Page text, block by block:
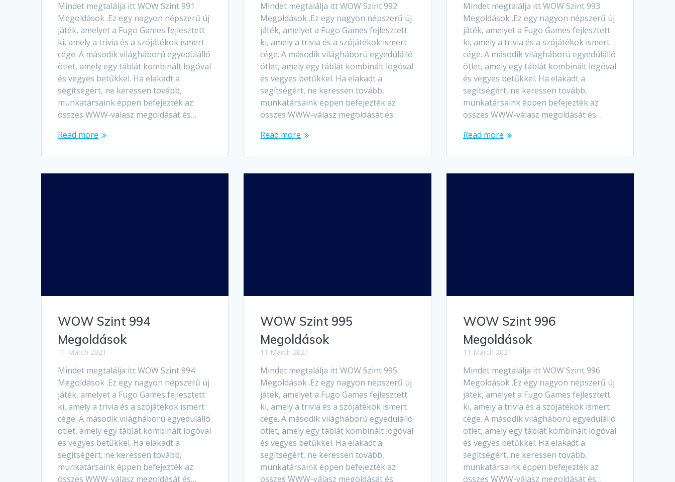
Mindet megtalálja itt WOW Szint 991
Megoldások .Ez egy nagyon népszerű új
játék, amelyet a Fugo Games fejlesztett
ki, amely a trivia és a szójátékok ismert
cége. A második világháború egyedülálló
ötlet, amely egy táblát kombinált logóval
és vegyes betűkkel. Ha elakadt a
segítségért, ne keressen tovább,
munkatársaink éppen befejezték az
összes WWW-válasz megoldását és…
Read more
Mindet megtalálja itt WOW Szint 992
Megoldások .Ez egy nagyon népszerű új
játék, amelyet a Fugo Games fejlesztett
ki, amely a trivia és a szójátékok ismert
cége. A második világháború egyedülálló
ötlet, amely egy táblát kombinált logóval
és vegyes betűkkel. Ha elakadt a
segítségért, ne keressen tovább,
munkatársaink éppen befejezték az
összes WWW-válasz megoldását és…
Read more
Mindet megtalálja itt WOW Szint 993
Megoldások .Ez egy nagyon népszerű új
játék, amelyet a Fugo Games fejlesztett
ki, amely a trivia és a szójátékok ismert
cége. A második világháború egyedülálló
ötlet, amely egy táblát kombinált logóval
és vegyes betűkkel. Ha elakadt a
segítségért, ne keressen tovább,
munkatársaink éppen befejezték az
összes WWW-válasz megoldását és…
Read more
WOW Szint 994
Megoldások
11 March 2021
Mindet megtalálja itt WOW Szint 994
Megoldások .Ez egy nagyon népszerű új
játék, amelyet a Fugo Games fejlesztett
ki, amely a trivia és a szójátékok ismert
cége. A második világháború egyedülálló
ötlet, amely egy táblát kombinált logóval
és vegyes betűkkel. Ha elakadt a
segítségért, ne keressen tovább,
munkatársaink éppen befejezték az
összes WWW-válasz megoldását és…
WOW Szint 995
Megoldások
11 March 2021
Mindet megtalálja itt WOW Szint 995
Megoldások .Ez egy nagyon népszerű új
játék, amelyet a Fugo Games fejlesztett
ki, amely a trivia és a szójátékok ismert
cége. A második világháború egyedülálló
ötlet, amely egy táblát kombinált logóval
és vegyes betűkkel. Ha elakadt a
segítségért, ne keressen tovább,
munkatársaink éppen befejezték az
összes WWW-válasz megoldását és…
WOW Szint 996
Megoldások
11 March 2021
Mindet megtalálja itt WOW Szint 996
Megoldások .Ez egy nagyon népszerű új
játék, amelyet a Fugo Games fejlesztett
ki, amely a trivia és a szójátékok ismert
cége. A második világháború egyedülálló
ötlet, amely egy táblát kombinált logóval
és vegyes betűkkel. Ha elakadt a
segítségért, ne keressen tovább,
munkatársaink éppen befejezték az
összes WWW-válasz megoldását és…